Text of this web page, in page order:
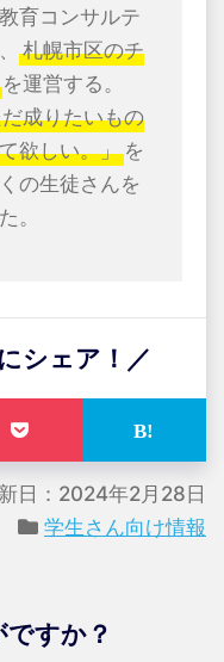
育コンサルテ
札幌市区のチ
を運営する。
成りたいもの
欲しい。」 を
の生徒さんを
。
シェア！／
日：2024年2月28日
学生さん向け情報
すか？